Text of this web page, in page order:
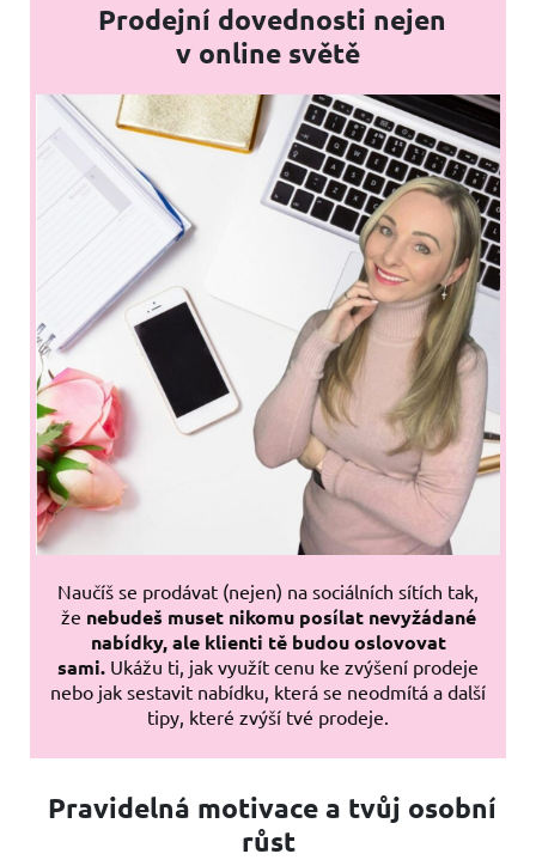
Prodejní dovednosti nejen
v online světě
Naučíš se prodávat (nejen) na sociálních sítích tak,
že nebudeš muset nikomu posílat nevyžádané
nabídky, ale klienti tě budou oslovovat
sami. Ukážu ti, jak využít cenu ke zvýšení prodeje
nebo jak sestavit nabídku, která se neodmítá a další
tipy, které zvýší tvé prodeje.
Pravidelná motivace a tvůj osobní
růst